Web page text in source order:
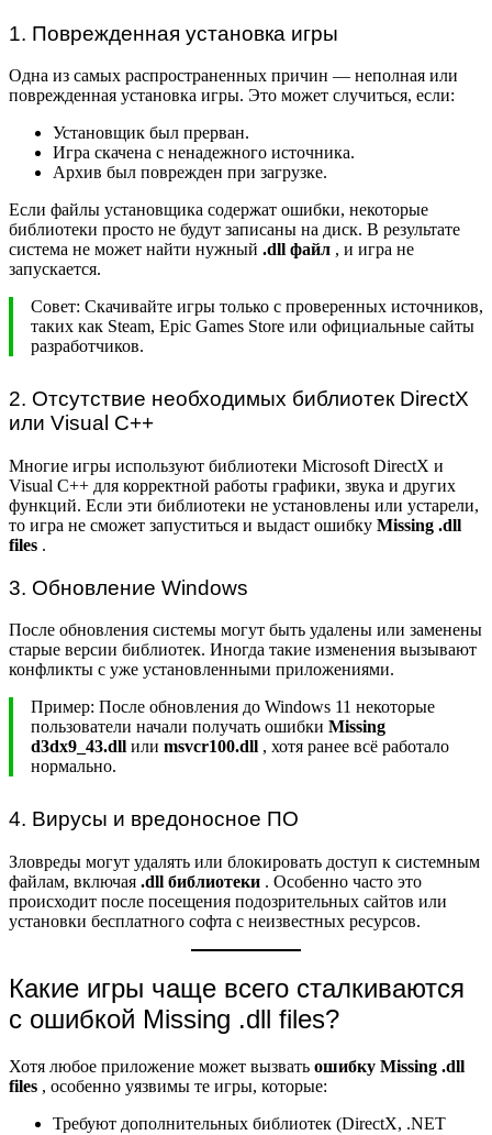
1. Поврежденная установка игры
Одна из самых распространенных причин — неполная или
поврежденная установка игры. Это может случиться, если:
Установщик был прерван.
Игра скачена с ненадежного источника.
Архив был поврежден при загрузке.
Если файлы установщика содержат ошибки, некоторые
библиотеки просто не будут записаны на диск. В результате
система не может найти нужный .dll файл , и игра не
запускается.
Совет: Скачивайте игры только с проверенных источников,
таких как Steam, Epic Games Store или официальные сайты
разработчиков.
2. Отсутствие необходимых библиотек DirectX
или Visual C++
Многие игры используют библиотеки Microsoft DirectX и
Visual C++ для корректной работы графики, звука и других
функций. Если эти библиотеки не установлены или устарели,
то игра не сможет запуститься и выдаст ошибку Missing .dll
files .
3. Обновление Windows
После обновления системы могут быть удалены или заменены
старые версии библиотек. Иногда такие изменения вызывают
конфликты с уже установленными приложениями.
Пример: После обновления до Windows 11 некоторые
пользователи начали получать ошибки Missing
d3dx9_43.dll или msvcr100.dll , хотя ранее всё работало
нормально.
4. Вирусы и вредоносное ПО
Зловреды могут удалять или блокировать доступ к системным
файлам, включая .dll библиотеки . Особенно часто это
происходит после посещения подозрительных сайтов или
установки бесплатного софта с неизвестных ресурсов.
Какие игры чаще всего сталкиваются
с ошибкой Missing .dll files?
Хотя любое приложение может вызвать ошибку Missing .dll
files , особенно уязвимы те игры, которые:
Требуют дополнительных библиотек (DirectX, .NET